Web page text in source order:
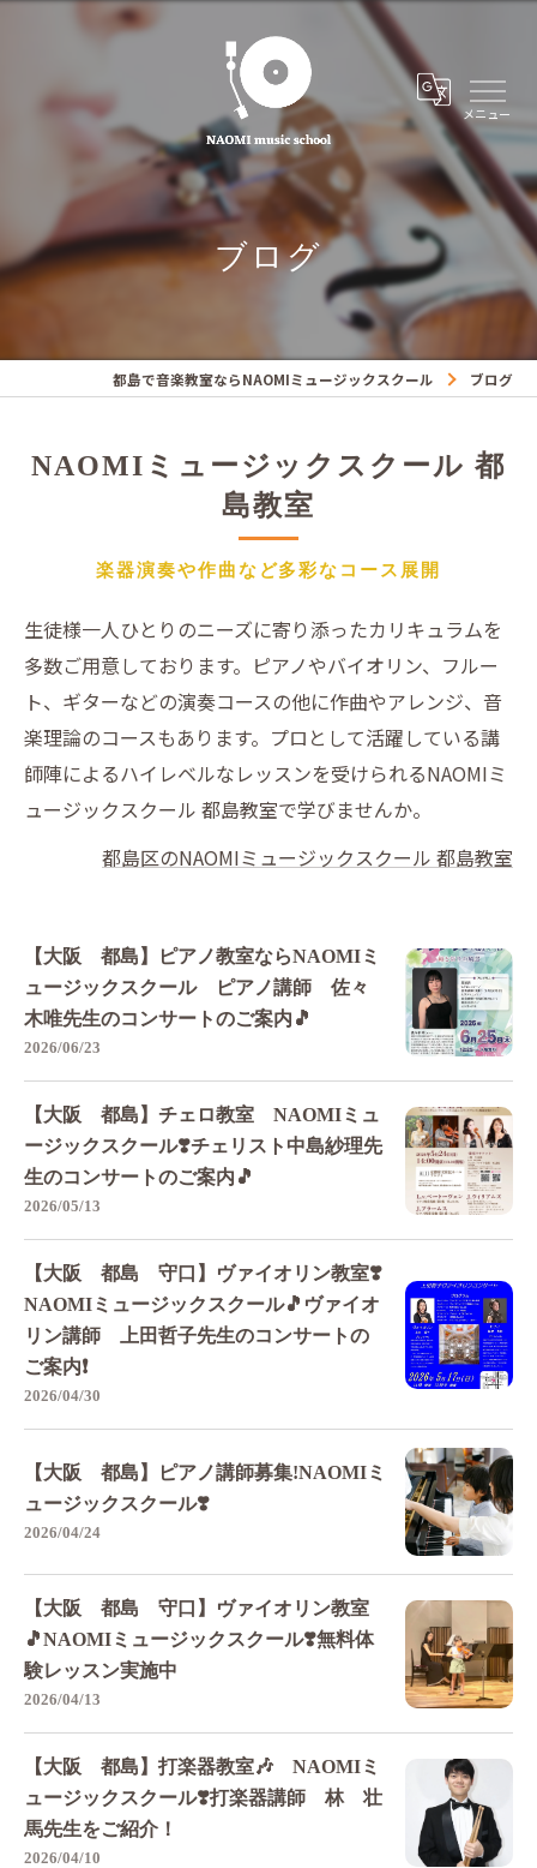
ブログ
都島で音楽教室ならNAOMIミュージックスクール ブログ
NAOMIミュージックスクール 都
島教室
楽器演奏や作曲など多彩なコース展開
生徒様一人ひとりのニーズに寄り添ったカリキュラムを
多数ご用意しております。ピアノやバイオリン、フルー
ト、ギターなどの演奏コースの他に作曲やアレンジ、音
楽理論のコースもあります。プロとして活躍している講
師陣によるハイレベルなレッスンを受けられるNAOMIミ
ュージックスクール 都島教室で学びませんか。
都島区のNAOMIミュージックスクール 都島教室
【大阪 都島】ピアノ教室ならNAOMIミ
ュージックスクール ピアノ講師 佐々
木唯先生のコンサートのご案内🎵
2026/06/23
【大阪 都島】チェロ教室 NAOMIミュ
ージックスクール❣️チェリスト中島紗理先
生のコンサートのご案内🎵
2026/05/13
【大阪 都島 守口】ヴァイオリン教室❣️
NAOMIミュージックスクール🎵ヴァイオ
リン講師 上田哲子先生のコンサートの
ご案内❗️
2026/04/30
【大阪 都島】ピアノ講師募集!NAOMIミ
ュージックスクール❣️
2026/04/24
【大阪 都島 守口】ヴァイオリン教室
🎵NAOMIミュージックスクール❣️無料体
験レッスン実施中
2026/04/13
【大阪 都島】打楽器教室🎶 NAOMIミ
ュージックスクール❣️打楽器講師 林 壮
馬先生をご紹介！
2026/04/10